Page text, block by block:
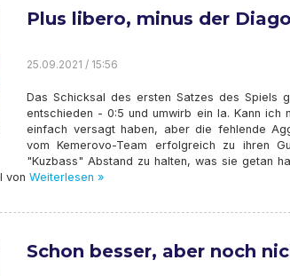
Plus libero, minus der
25.09.2021 / 15:56
Das Schicksal des ersten Satzes des Spiels
entschieden - 0:5 und umwirb ein la. Kann ich
einfach versagt haben, aber die fehlende
vom Kemerovo-Team erfolgreich zu ihren
"Kuzbass" Abstand zu halten, was sie getan
von Weiterlesen »
Schon besser, aber noch